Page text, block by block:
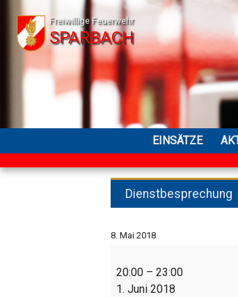
Freiwillige Feuerwehr
SPARBACH
EINSÄTZE
Dienstbesprechung
8. Mai 2018
20:00 – 23:00
1. Juni 2018